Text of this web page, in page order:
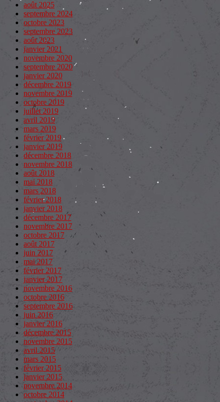
août 2025
septembre 2024
octobre 2023
septembre 2023
août 2023
janvier 2021
novembre 2020
septembre 2020
janvier 2020
décembre 2019
novembre 2019
octobre 2019
juillet 2019
avril 2019
mars 2019
février 2019
janvier 2019
décembre 2018
novembre 2018
août 2018
mai 2018
mars 2018
février 2018
janvier 2018
décembre 2017
novembre 2017
octobre 2017
août 2017
juin 2017
mai 2017
février 2017
janvier 2017
novembre 2016
octobre 2016
septembre 2016
juin 2016
janvier 2016
décembre 2015
novembre 2015
avril 2015
mars 2015
février 2015
janvier 2015
novembre 2014
octobre 2014